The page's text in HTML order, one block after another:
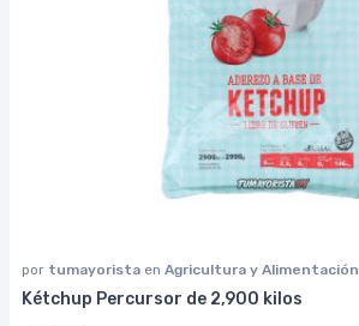
por tumayorista en Agricultura y Alimentación
Kétchup Percursor de 2,900 kilos